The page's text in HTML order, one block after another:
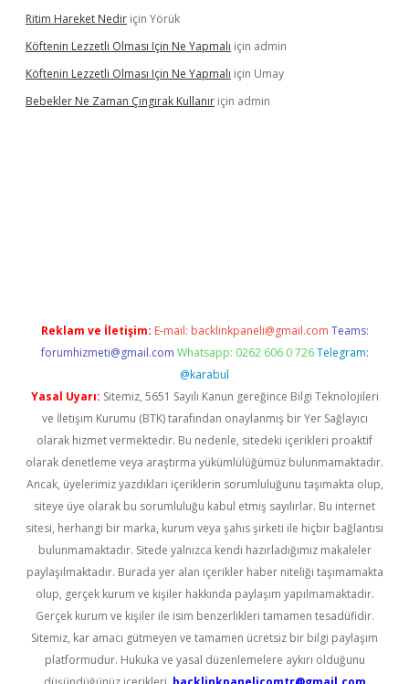
Ritim Hareket Nedir için Yörük
Köftenin Lezzetli Olması Için Ne Yapmalı için admin
Köftenin Lezzetli Olması Için Ne Yapmalı için Umay
Bebekler Ne Zaman Çıngırak Kullanır için admin
Reklam ve İletişim: E-mail: backlinkpaneli@gmail.com Teams:
forumhizmeti@gmail.com Whatsapp: 0262 606 0 726 Telegram:
@karabul
Yasal Uyarı: Sitemiz, 5651 Sayılı Kanun gereğince Bilgi Teknolojileri
ve İletişim Kurumu (BTK) tarafından onaylanmış bir Yer Sağlayıcı
olarak hizmet vermektedir. Bu nedenle, sitedeki içerikleri proaktif
olarak denetleme veya araştırma yükümlülüğümüz bulunmamaktadır.
Ancak, üyelerimiz yazdıkları içeriklerin sorumluluğunu taşımakta olup,
siteye üye olarak bu sorumluluğu kabul etmiş sayılırlar. Bu internet
sitesi, herhangi bir marka, kurum veya şahıs şirketi ile hiçbir bağlantısı
bulunmamaktadır. Sitede yalnızca kendi hazırladığımız makaleler
paylaşılmaktadır. Burada yer alan içerikler haber niteliği taşımamakta
olup, gerçek kurum ve kişiler hakkında paylaşım yapılmamaktadır.
Gerçek kurum ve kişiler ile isim benzerlikleri tamamen tesadüfidir.
Sitemiz, kar amacı gütmeyen ve tamamen ücretsiz bir bilgi paylaşım
platformudur. Hukuka ve yasal düzenlemelere aykırı olduğunu